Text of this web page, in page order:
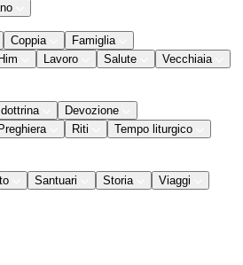
Coppia
Famiglia
Lavoro Salute
Vecchiaia
Devozione
Preghiera Riti
Tempo liturgico
Santuari Storia Viaggi